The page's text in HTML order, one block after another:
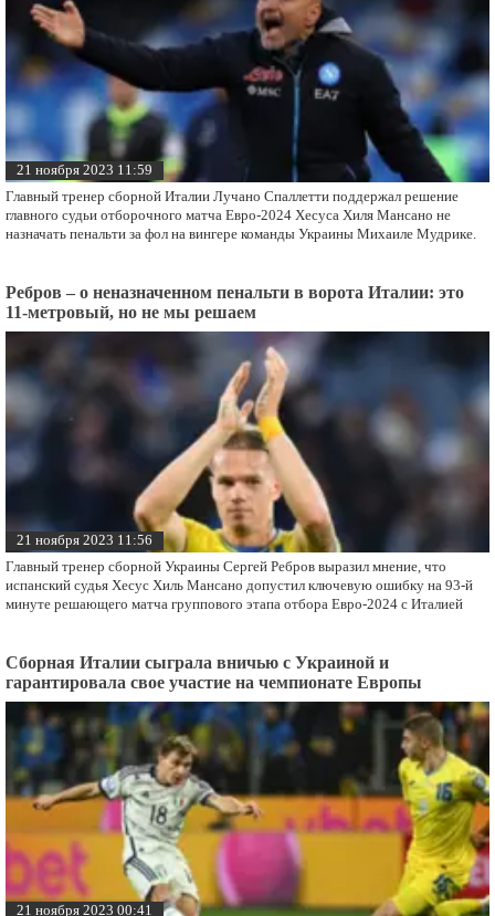
21 ноября 2023 11:59
Главный тренер сборной Италии Лучано Спаллетти поддержал решение
главного судьи отборочного матча Евро-2024 Хесуса Хиля Мансано не
назначать пенальти за фол на вингере команды Украины Михаиле Мудрике.
Ребров – о неназначенном пенальти в ворота Италии: это
11-метровый, но не мы решаем
21 ноября 2023 11:56
Главный тренер сборной Украины Сергей Ребров выразил мнение, что
испанский судья Хесус Хиль Мансано допустил ключевую ошибку на 93-й
минуте решающего матча группового этапа отбора Евро-2024 с Италией
Сборная Италии сыграла вничью с Украиной и
гарантировала свое участие на чемпионате Европы
21 ноября 2023 00:41